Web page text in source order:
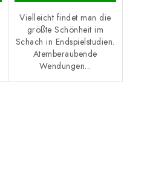
Vielleicht findet man die
größte Schönheit im
Schach in Endspielstudien.
Atemberaubende
Wendungen...